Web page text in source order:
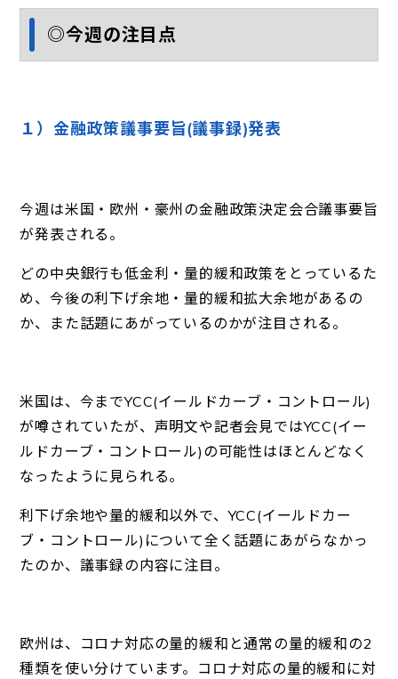
◎今週の注目点
１）金融政策議事要旨(議事録)発表
今週は米国・欧州・豪州の金融政策決定会合議事要旨
が発表される。
どの中央銀行も低金利・量的緩和政策をとっているた
め、今後の利下げ余地・量的緩和拡大余地があるの
か、また話題にあがっているのかが注目される。
米国は、今までYCC(イールドカーブ・コントロール)
が噂されていたが、声明文や記者会見ではYCC(イー
ルドカーブ・コントロール)の可能性はほとんどなく
なったように見られる。
利下げ余地や量的緩和以外で、YCC(イールドカー
ブ・コントロール)について全く話題にあがらなかっ
たのか、議事録の内容に注目。
欧州は、コロナ対応の量的緩和と通常の量的緩和の2
種類を使い分けています。コロナ対応の量的緩和に対